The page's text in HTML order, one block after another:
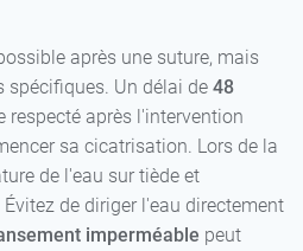
après une suture, mais
spécifiques. Un délai de 48
respecté après l'intervention
sa cicatrisation. Lors de la
de l'eau sur tiède et
de diriger l'eau directement
imperméable peut